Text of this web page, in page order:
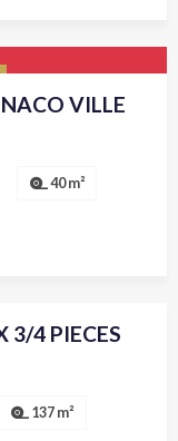
VILLE
40 m²
3/4 PIECES
137 m²